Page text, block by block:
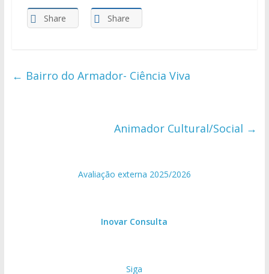
Share Share
← Bairro do Armador- Ciência Viva
Animador Cultural/Social →
Avaliação externa 2025/2026
Inovar Consulta
Siga